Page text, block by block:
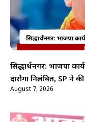
सिद्धार्थनगर: भाजपा
दारोगा निलंबित, SP ने की
August 7, 2026